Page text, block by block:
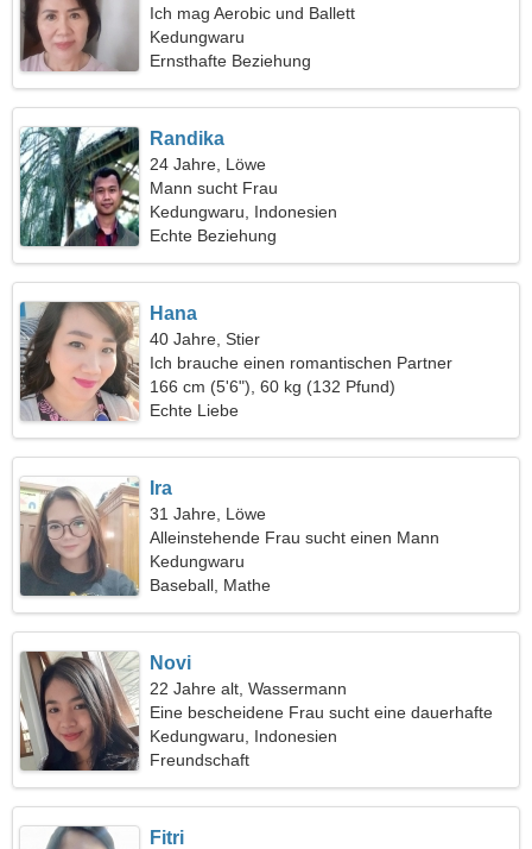
Ich mag Aerobic und Ballett
Kedungwaru
Ernsthafte Beziehung
Randika
24 Jahre, Löwe
Mann sucht Frau
Kedungwaru, Indonesien
Echte Beziehung
Hana
40 Jahre, Stier
Ich brauche einen romantischen Partner
166 cm (5'6"), 60 kg (132 Pfund)
Echte Liebe
Ira
31 Jahre, Löwe
Alleinstehende Frau sucht einen Mann
Kedungwaru
Baseball, Mathe
Novi
22 Jahre alt, Wassermann
Eine bescheidene Frau sucht eine dauerhafte
Beziehung
Kedungwaru, Indonesien
Freundschaft
Fitri